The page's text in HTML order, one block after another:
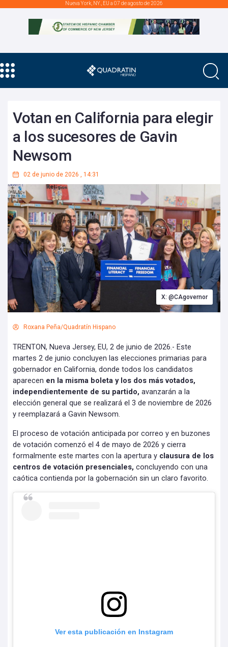
Nueva York, NY., EU a 07 de agosto de 2026
Votan en California para elegir
a los sucesores de Gavin
Newsom
02 de junio de 2026 , 14:31
X: @CAgovernor
Roxana Peña/Quadratín Hispano
TRENTON, Nueva Jersey, EU, 2 de junio de 2026.- Este
martes 2 de junio concluyen las elecciones primarias para
gobernador en California, donde todos los candidatos
aparecen en la misma boleta y los dos más votados,
independientemente de su partido, avanzarán a la
elección general que se realizará el 3 de noviembre de 2026
y reemplazará a Gavin Newsom.
El proceso de votación anticipada por correo y en buzones
de votación comenzó el 4 de mayo de 2026 y cierra
formalmente este martes con la apertura y clausura de los
centros de votación presenciales, concluyendo con una
caótica contienda por la gobernación sin un claro favorito.
Ver esta publicación en Instagram